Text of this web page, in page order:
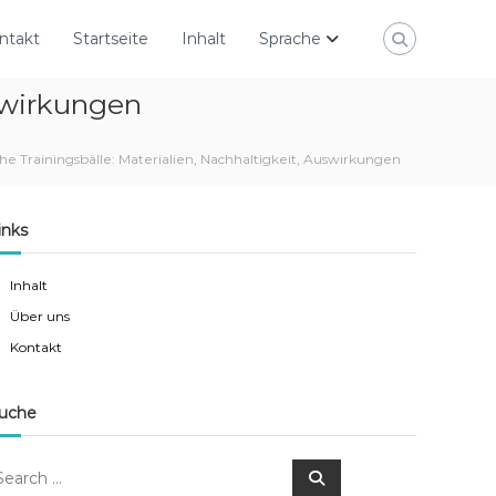
Startseite Inhalt Sprache
Trainingsbälle: Materialien, Nachhaltigkeit, Auswirkungen
Inhalt
Über uns
Kontakt
S